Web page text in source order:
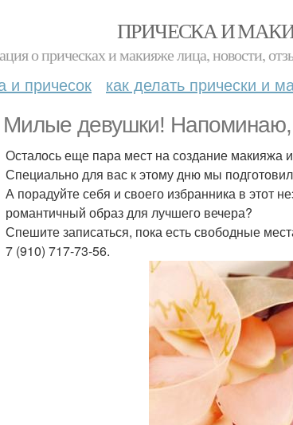
ПРИЧЕСКА И
о прическах и макияже лица, новости,
и причесок как делать прически и
Милые девушки! Напоминаю,
Осталось еще пара мест на создание макияжа
Специально для вас к этому дню мы
А порадуйте себя и своего избранника в
романтичный образ для лучшего вечера?
Спешите записаться, пока есть свободные
7 (910) 717-73-56.